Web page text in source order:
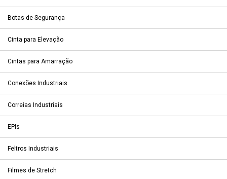
Botas de Segurança
Cinta para Elevação
Cintas para Amarração
Conexões Industriais
Correias Industriais
EPIs
Feltros Industriais
Filmes de Stretch